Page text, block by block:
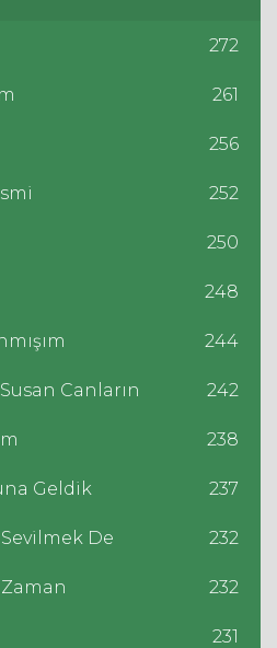
272
261
256
252
250
248
244
Canların 242
238
Geldik 237
De 232
Zaman 232
231